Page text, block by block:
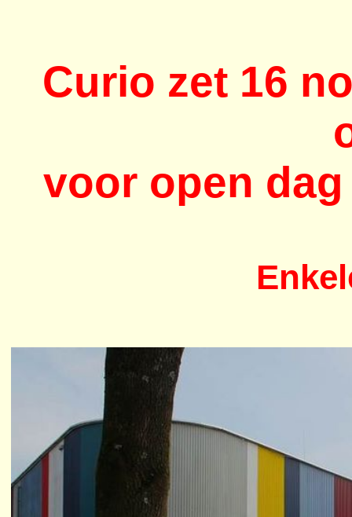
Curio zet 16
voor open